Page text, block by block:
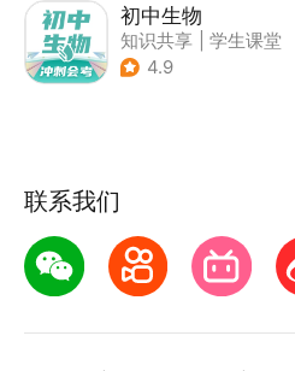
初中生物
知识共享
学生课堂
4.9
联系我们